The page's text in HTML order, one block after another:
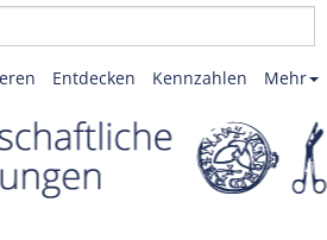
Mehr
Kennzahlen
Entdecken